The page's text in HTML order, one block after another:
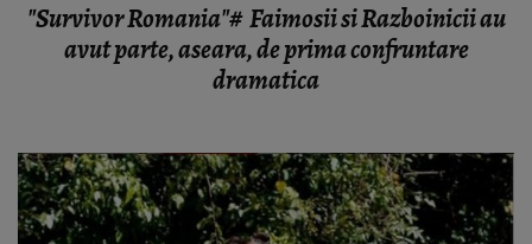
"Survivor Romania"# Faimosii si Razboinicii au
avut parte, aseara, de prima confruntare
dramatica